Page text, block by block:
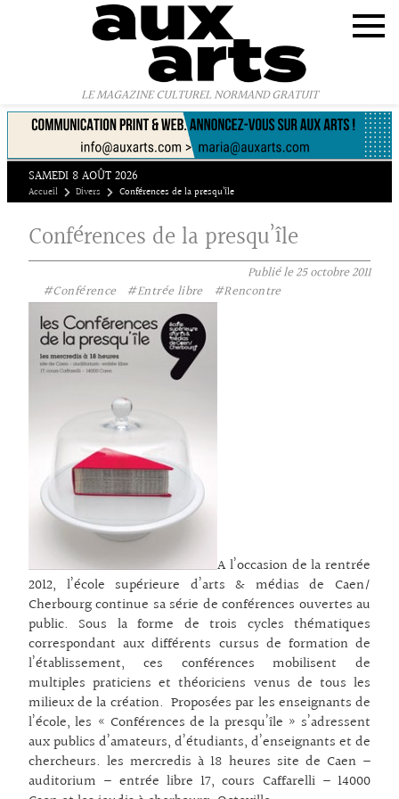
LE MAGAZINE CULTUREL NORMAND GRATUIT
SAMEDI 8 AOÛT 2026
Accueil Divers Conférences de la presqu’île
Conférences de la presqu’île
Publié le25 octobre 2011
#Conférence
#Entrée libre #Rencontre
A l’occasion de la rentrée
2012, l’école supérieure d’arts & médias de Caen/
Cherbourg continue sa série de conférences ouvertes au
public. Sous la forme de trois cycles thématiques
correspondant aux différents cursus de formation de
l’établissement, ces conférences mobilisent de
multiples praticiens et théoriciens venus de tous les
milieux de la création. Proposées par les enseignants de
l’école, les « Conférences de la presqu’île » s’adressent
aux publics d’amateurs, d’étudiants, d’enseignants et de
chercheurs. les mercredis à 18 heures site de Caen –
auditorium – entrée libre 17, cours Caffarelli – 14000
Panneau de gestion des cookies